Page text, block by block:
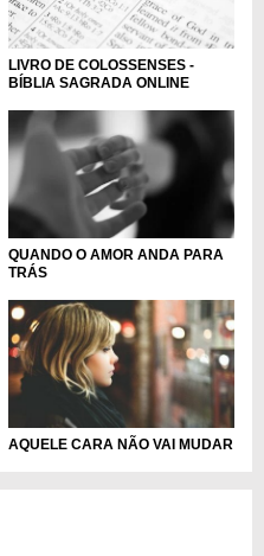
LIVRO DE COLOSSENSES -
BÍBLIA SAGRADA ONLINE
QUANDO O AMOR ANDA PARA
TRÁS
AQUELE CARA NÃO VAI MUDAR